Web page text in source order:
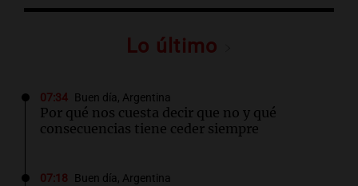
Lo último
07:34 Buen día, Argentina
Por qué nos cuesta decir que no y qué
consecuencias tiene ceder siempre
07:18 Buen día, Argentina